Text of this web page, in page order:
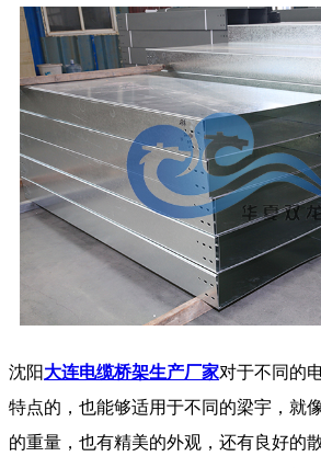
沈阳大连电缆桥架生产厂家对于不同的
特点的，也能够适用于不同的梁宇，就
的重量，也有精美的外观，还有良好的